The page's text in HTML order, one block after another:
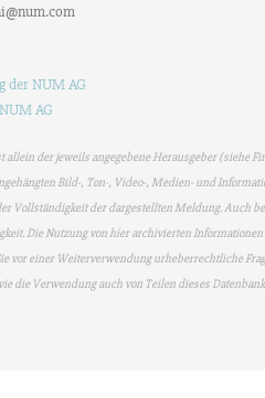
der NUM AG
AG
allein der jeweils angegebene Herausgeber (siehe
Bild-, Ton-, Video-, Medien- und
Vollständigkeit der dargestellten Meldung. Auch
Die Nutzung von hier archivierten
vor einer Weiterverwendung urheberrechtliche
die Verwendung auch von Teilen dieses